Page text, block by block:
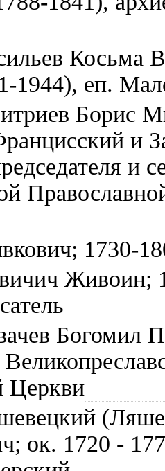
Косьма
1944), еп.
Борис
и
и
1730-
Живоин;
Богомил
Церкви
ок. 1720 -